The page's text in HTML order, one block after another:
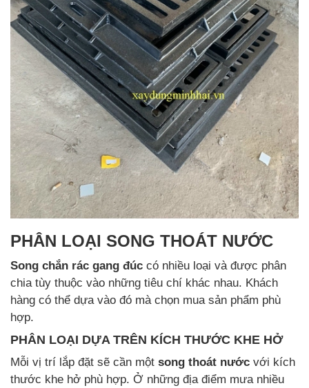
PHÂN LOẠI SONG THOÁT NƯỚC
Song chắn rác gang đúc có nhiều loại và được phân
chia tùy thuộc vào những tiêu chí khác nhau. Khách
hàng có thể dựa vào đó mà chọn mua sản phẩm phù
hợp.
PHÂN LOẠI DỰA TRÊN KÍCH THƯỚC KHE HỞ
Mỗi vị trí lắp đặt sẽ cần một song thoát nước với kích
thước khe hở phù hợp. Ở những địa điểm mưa nhiều